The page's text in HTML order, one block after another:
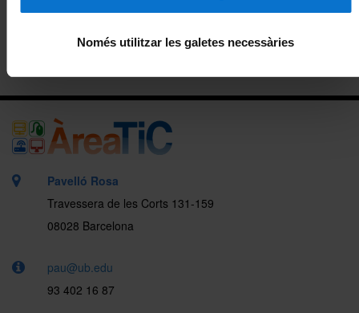
Només utilitzar les galetes necessàries
Pavelló Rosa
Travessera de les Corts 131-159
08028 Barcelona
pau@ub.edu
93 402 16 87